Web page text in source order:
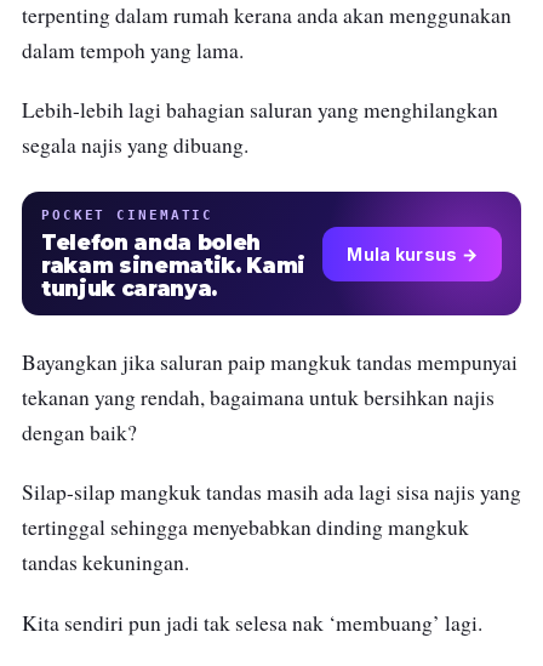
terpenting dalam rumah kerana anda akan menggunakan
dalam tempoh yang lama.
Lebih-lebih lagi bahagian saluran yang menghilangkan
segala najis yang dibuang.
POCKET CINEMATIC
Telefon anda boleh
rakam sinematik. Kami
tunjuk caranya.
Mula kursus →
Bayangkan jika saluran paip mangkuk tandas mempunyai
tekanan yang rendah, bagaimana untuk bersihkan najis
dengan baik?
Silap-silap mangkuk tandas masih ada lagi sisa najis yang
tertinggal sehingga menyebabkan dinding mangkuk
tandas kekuningan.
Kita sendiri pun jadi tak selesa nak ‘membuang’ lagi.